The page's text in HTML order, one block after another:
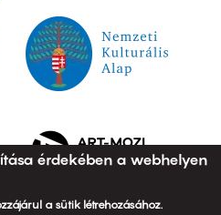
érdekében a webhelyen
a sütik létrehozásához.